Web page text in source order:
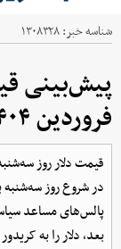
شناسه خبر:۱۳۰۸۳۲۸
فروردین ۱۴۰۴
قیمت دلار روز
پالس‌های مساعد
بعد، دلار را به کریدور ۸۰ هزار تومانی برگرداند.